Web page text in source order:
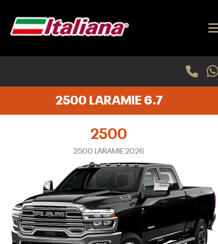
2500 LARAMIE 6.7
2500
2500 LARAMIE 2026